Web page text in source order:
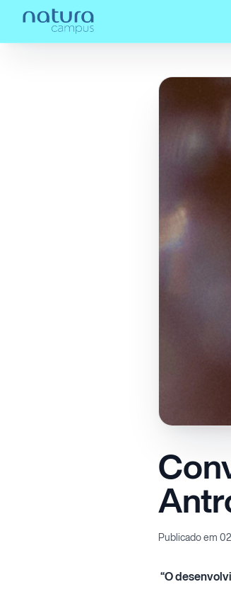
Publicado em
“O